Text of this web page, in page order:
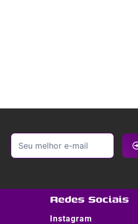
Redes Sociais
Instagram